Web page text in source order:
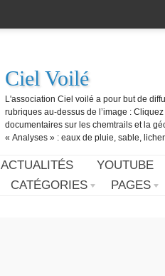
Ciel Voilé
L'association Ciel voilé a pour but de
rubriques au-dessus de l’image :
documentaires sur les chemtrails et la
« Analyses » : eaux de pluie, sable,
ACTUALITÉS YOUTUBE
CATÉGORIES PAGES